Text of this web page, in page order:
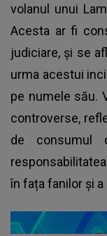
volanul unui
Acesta ar fi
judiciare, și se
urma acestui
pe numele său.
controverse,
de consumul
în fața fanilor și